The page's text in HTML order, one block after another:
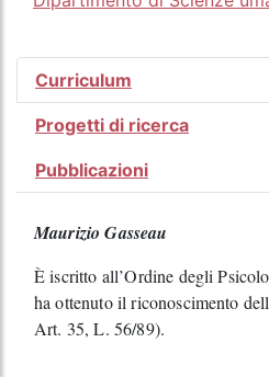
Curriculum
Progetti di ricerca
Pubblicazioni
Maurizio Gasseau
È iscritto all’Ordine degli
ha ottenuto il riconoscimento
Art. 35, L. 56/89).